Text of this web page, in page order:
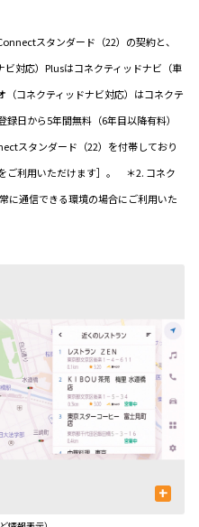
スタンダード（22）の契約と、
ビ対応）Plusはコネクティッドナビ（車
コネクティッドナビ対応）はコネクテ
日から5年間無料（6年目以降有料）
スタンダード（22）を付帯しており
ご利用いただけます］。 ＊2. コネク
に通信できる環境の場合にご利用いた
+